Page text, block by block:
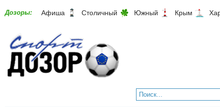
Дозоры: Афиша Столичный Южный Крым